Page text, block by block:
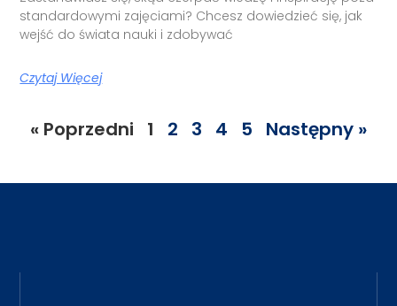
standardowymi zajęciami? Chcesz dowiedzieć się, jak
wejść do świata nauki i zdobywać
Czytaj Więcej
« Poprzedni 1 2 3 4 5 Następny »